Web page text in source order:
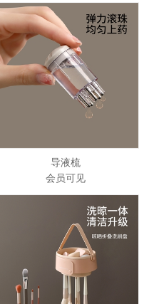
导液梳
会员可见